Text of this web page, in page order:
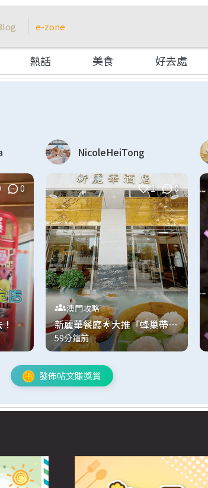
e-zone
熱話 美食 好去處
0
！
NicoleHeiTong
1 0
澳門攻略
新麗華餐廳🌟大推「蜂巢帶子
荔芋角」🥹
59分鐘前
發佈帖文賺獎賞